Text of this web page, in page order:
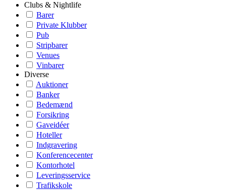
Clubs & Nightlife
Barer
Private Klubber
Pub
Stripbarer
Venues
Vinbarer
Diverse
Auktioner
Banker
Bedemænd
Forsikring
Gaveidéer
Hoteller
Indgravering
Konferencecenter
Kontorhotel
Leveringsservice
Trafikskole